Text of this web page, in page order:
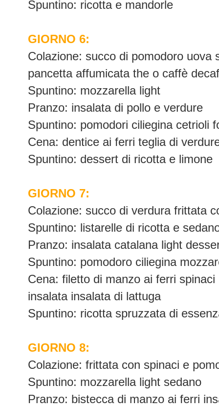
Spuntino: ricotta e mandorle
GIORNO 6:
Colazione: succo di pomodoro uova
pancetta affumicata the o caffè
Spuntino: mozzarella light
Pranzo: insalata di pollo e verdure
Spuntino: pomodori ciliegina cetrioli
Cena: dentice ai ferri teglia di
Spuntino: dessert di ricotta e limone
GIORNO 7:
Colazione: succo di verdura frittata
Spuntino: listarelle di ricotta e
Pranzo: insalata catalana light
Spuntino: pomodoro ciliegina
Cena: filetto di manzo ai ferri
insalata insalata di lattuga
Spuntino: ricotta spruzzata di
GIORNO 8:
Colazione: frittata con spinaci e
Spuntino: mozzarella light sedano
Pranzo: bistecca di manzo ai ferri